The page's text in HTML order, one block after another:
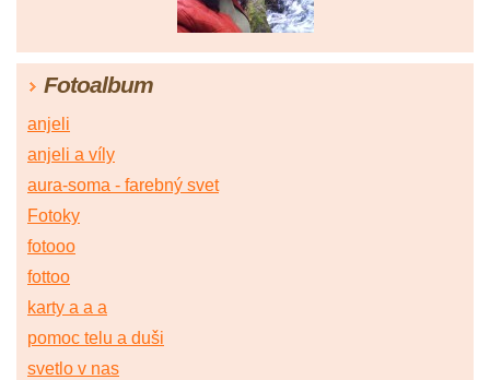
Fotoalbum
anjeli
anjeli a víly
aura-soma - farebný svet
Fotoky
fotooo
fottoo
karty a a a
pomoc telu a duši
svetlo v nas